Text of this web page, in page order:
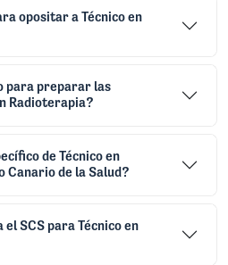
opositar a Técnico en
para preparar las
Radioterapia?
de Técnico en
Canario de la Salud?
el SCS para Técnico en